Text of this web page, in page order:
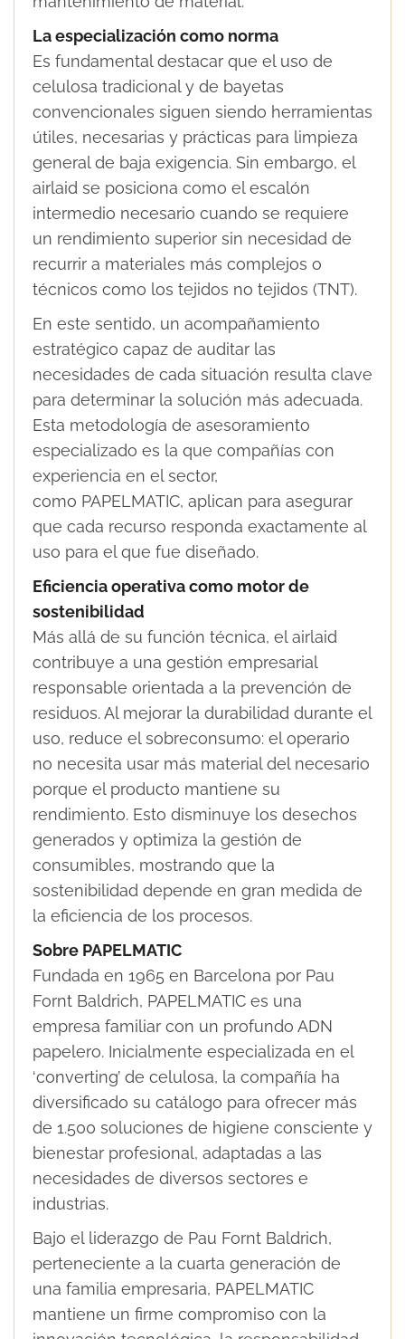
La especialización como norma
Es fundamental destacar que el uso de
celulosa tradicional y de bayetas
convencionales siguen siendo herramientas
útiles, necesarias y prácticas para limpieza
general de baja exigencia. Sin embargo, el
airlaid se posiciona como el escalón
intermedio necesario cuando se requiere
un rendimiento superior sin necesidad de
recurrir a materiales más complejos o
técnicos como los tejidos no tejidos (TNT).
En este sentido, un acompañamiento
estratégico capaz de auditar las
necesidades de cada situación resulta clave
para determinar la solución más adecuada.
Esta metodología de asesoramiento
especializado es la que compañías con
experiencia en el sector,
como PAPELMATIC, aplican para asegurar
que cada recurso responda exactamente al
uso para el que fue diseñado.
Eficiencia operativa como motor de
sostenibilidad
Más allá de su función técnica, el airlaid
contribuye a una gestión empresarial
responsable orientada a la prevención de
residuos. Al mejorar la durabilidad durante el
uso, reduce el sobreconsumo: el operario
no necesita usar más material del necesario
porque el producto mantiene su
rendimiento. Esto disminuye los desechos
generados y optimiza la gestión de
consumibles, mostrando que la
sostenibilidad depende en gran medida de
la eficiencia de los procesos.
Sobre PAPELMATIC
Fundada en 1965 en Barcelona por Pau
Fornt Baldrich, PAPELMATIC es una
empresa familiar con un profundo ADN
papelero. Inicialmente especializada en el
‘converting’ de celulosa, la compañía ha
diversificado su catálogo para ofrecer más
de 1.500 soluciones de higiene consciente y
bienestar profesional, adaptadas a las
necesidades de diversos sectores e
industrias.
Bajo el liderazgo de Pau Fornt Baldrich,
perteneciente a la cuarta generación de
una familia empresaria, PAPELMATIC
mantiene un firme compromiso con la